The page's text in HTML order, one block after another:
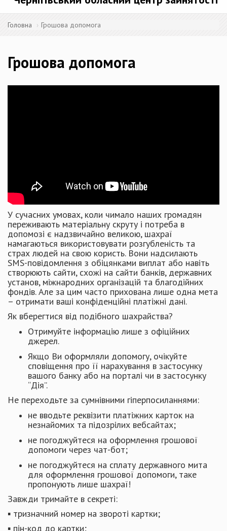
Головна Грошова допомога
Грошова допомога
У сучасних умовах, коли чимало наших громадян
переживають матеріальну скруту і потреба в
допомозі є надзвичайно великою, шахраї
намагаються використовувати розгубленість та
страх людей на свою користь. Вони надсилають
SMS-повідомлення з обіцянками виплат або навіть
створюють сайти, схожі на сайти банків, державних
установ, міжнародних організацій та благодійних
фондів. Але за цим часто прихована лише одна мета
– отримати ваші конфіденційні платіжні дані.
Як вберегтися від подібного шахрайства?
Отримуйте інформацію лише з офіційних
джерел.
Якщо Ви оформляли допомогу, очікуйте
сповіщення про її нарахування в застосунку
вашого банку або на порталі чи в застосунку
“Дія”.
Не переходьте за сумнівними гіперпосиланнями:
не вводьте реквізити платіжних карток на
незнайомих та підозрілих вебсайтах;
не погоджуйтеся на оформлення грошової
допомоги через чат-бот;
не погоджуйтеся на сплату державного мита
для оформлення грошової допомоги, таке
пропонують лише шахраї!
Завжди тримайте в секреті:
▪ тризначний номер на звороті картки;
▪ пін-код до картки;